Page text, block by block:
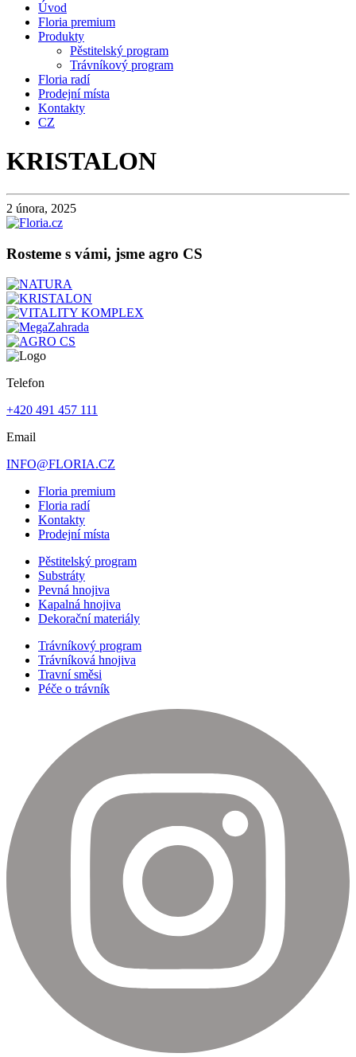
Úvod
Floria premium
Produkty
Pěstitelský program
Trávníkový program
Floria radí
Prodejní místa
Kontakty
CZ
KRISTALON
2 února, 2025
Rosteme s vámi, jsme agro CS
Telefon
+420 491 457 111
Email
INFO@FLORIA.CZ
Floria premium
Floria radí
Kontakty
Prodejní místa
Pěstitelský program
Substráty
Pevná hnojiva
Kapalná hnojiva
Dekorační materiály
Trávníkový program
Trávníková hnojiva
Travní směsi
Péče o trávník